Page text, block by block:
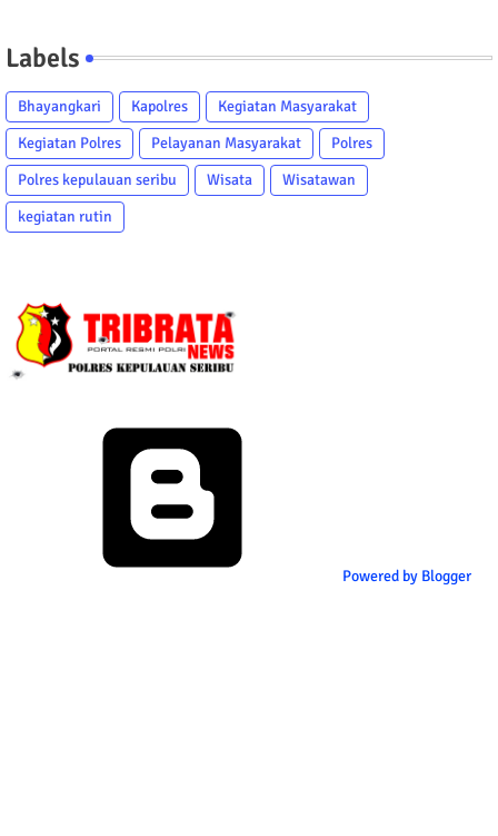
Labels
Bhayangkari Kapolres
Kegiatan Masyarakat
Kegiatan Polres
Pelayanan Masyarakat
Polres
Polres kepulauan seribu
Wisata
Wisatawan
kegiatan rutin
Powered by Blogger